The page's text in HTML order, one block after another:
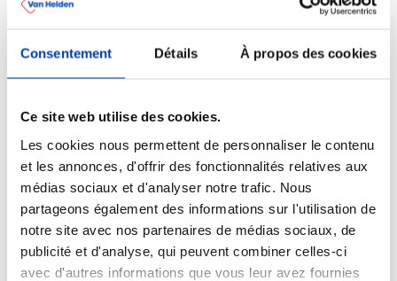
Consentement Détails À propos des cookies
Ce site web utilise des cookies.
Les cookies nous permettent de personnaliser le contenu
et les annonces, d'offrir des fonctionnalités relatives aux
médias sociaux et d'analyser notre trafic. Nous
partageons également des informations sur l'utilisation de
notre site avec nos partenaires de médias sociaux, de
publicité et d'analyse, qui peuvent combiner celles-ci
avec d'autres informations que vous leur avez fournies
d'affaires avec votre logo, slogan ou message.